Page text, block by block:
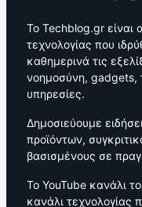
Το Techblog.gr είναι
τεχνολογίας που
καθημερινά τις
νοημοσύνη, gadgets,
υπηρεσίες.
Δημοσιεύουμε
προϊόντων,
βασισμένους σε
Το YouTube κανάλι
κανάλι τεχνολογίας